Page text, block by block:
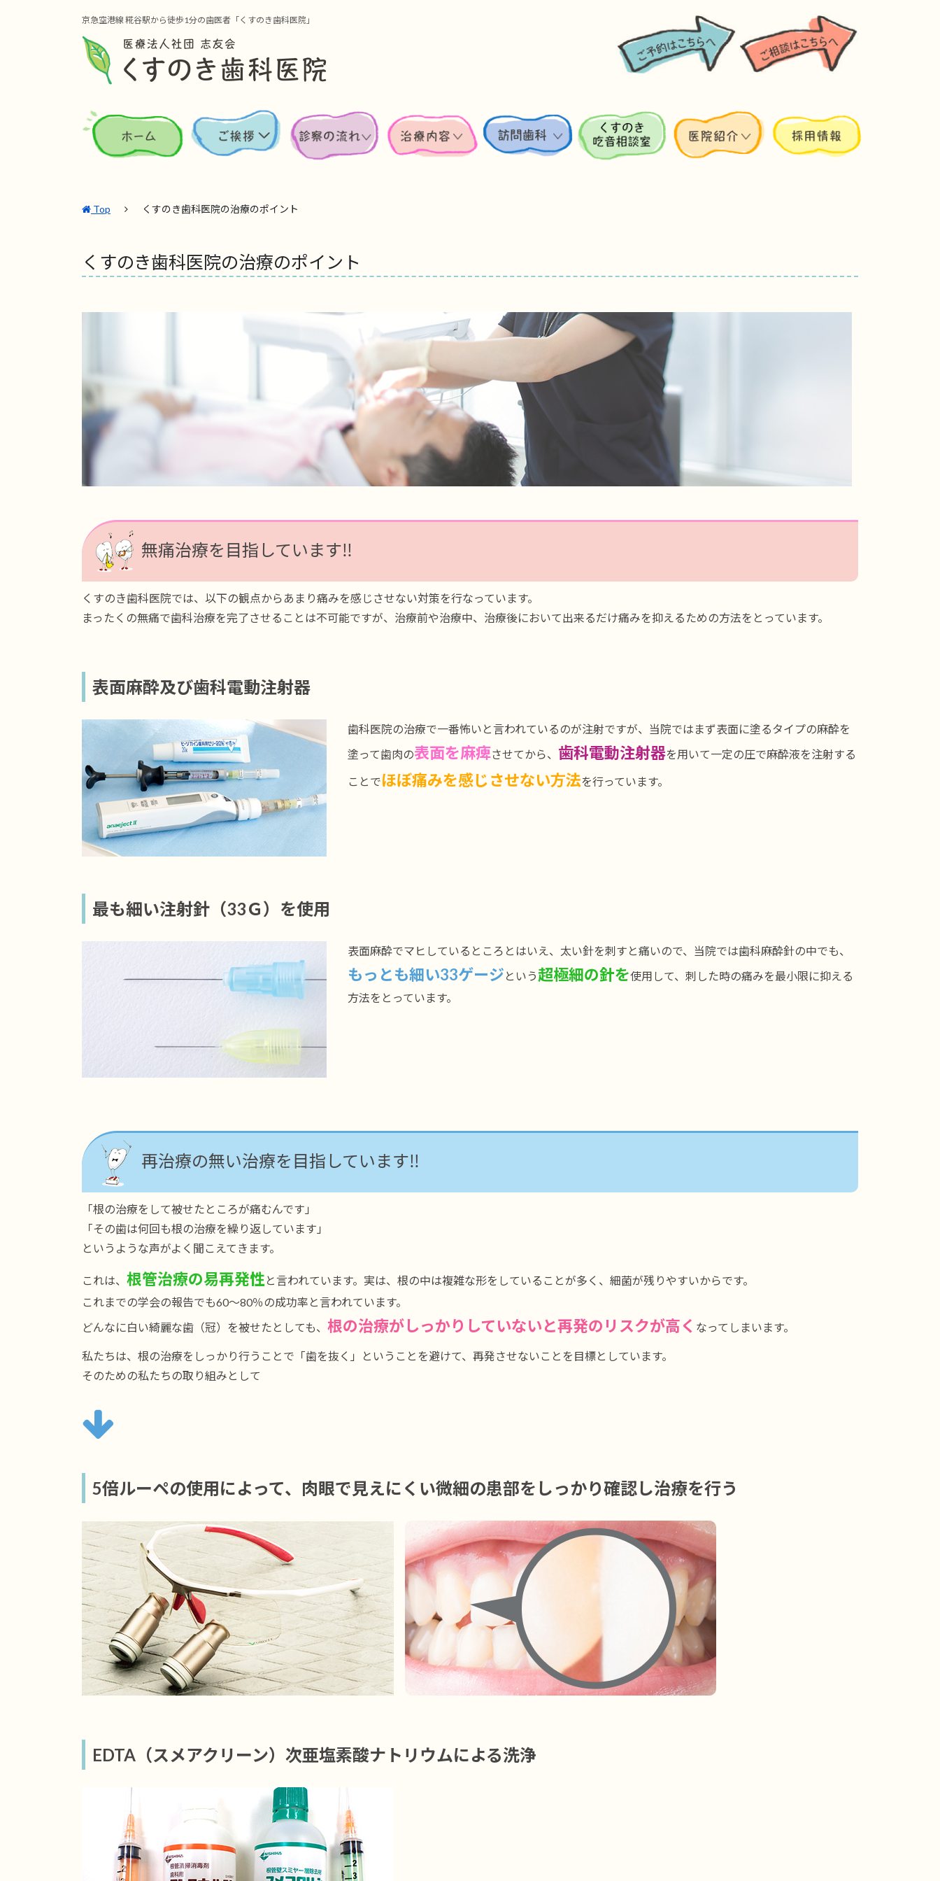
京急空港線 糀谷駅から徒歩1分の歯医者「くすのき歯科医院」
Top くすのき歯科医院の治療のポイント
くすのき歯科医院の治療のポイント
無痛治療を目指しています‼️
くすのき歯科医院では、以下の観点からあまり痛みを感じさせない対策を行なっています。
まったくの無痛で歯科治療を完了させることは不可能ですが、治療前や治療中、治療後において出来るだけ痛みを抑えるための方法をとっています。
表面麻酔及び歯科電動注射器
歯科医院の治療で一番怖いと言われているのが注射ですが、当院ではまず表面に塗るタイプの麻酔を
塗って歯肉の表面を麻痺させてから、 歯科電動注射器を用いて一定の圧で麻酔液を注射する
ことでほぼ痛みを感じさせない方法を行っています。
最も細い注射針（33Ｇ）を使用
表面麻酔でマヒしているところとはいえ、太い針を刺すと痛いので、当院では歯科麻酔針の中でも、
もっとも細い33ゲージ という 超極細の針を使用して、刺した時の痛みを最小限に抑える
方法をとっています。
再治療の無い治療を目指しています‼️
「根の治療をして被せたところが痛むんです」
「その歯は何回も根の治療を繰り返しています」
というような声がよく聞こえてきます。
これは、 根管治療の易再発性 と言われています。実は、根の中は複雑な形をしていることが多く、細菌が残りやすいからです。
これまでの学会の報告でも60～80％の成功率と言われています。
どんなに白い綺麗な歯（冠）を被せたとしても、 根の治療がしっかりしていないと再発のリスクが高く なってしまいます。
私たちは、根の治療をしっかり行うことで「歯を抜く」ということを避けて、再発させないことを目標としています。
そのための私たちの取り組みとして
5倍ルーペの使用によって、肉眼で見えにくい微細の患部をしっかり確認し治療を行う
EDTA（スメアクリーン）次亜塩素酸ナトリウムによる洗浄